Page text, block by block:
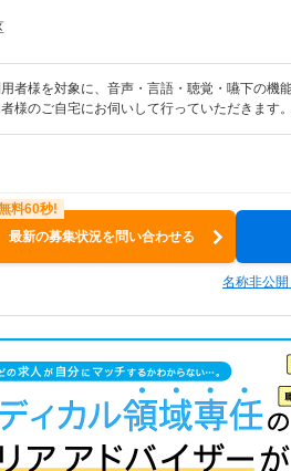
者様を対象に、音声・言語・聴覚・嚥下の機
様のご自宅にお伺いして行っていただきます
最新の募集状況を問い合わせる
名称非公